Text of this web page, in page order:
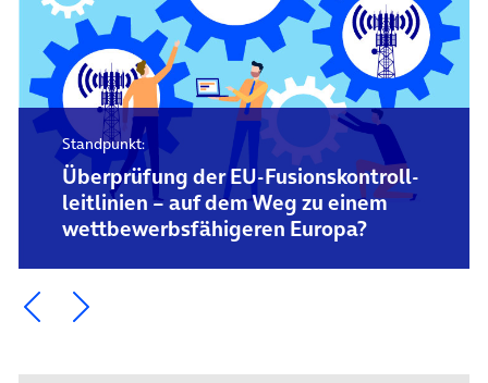
Standpunkt:
Überprüfung der EU-Fusions­kontroll­
leitlinien – auf dem Weg zu einem
wettbewerbs­fähigeren Europa?
Ein Element zurück blättern
Ein Element weiter blättern